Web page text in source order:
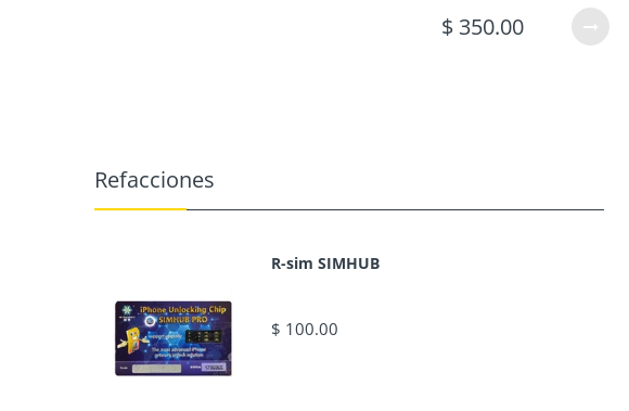
$ 350.00
Refacciones
R-sim SIMHUB
$ 100.00